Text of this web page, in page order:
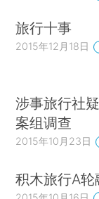
旅行十事
2015年12月18日
涉事旅行社
案组调查
2015年10月23日
积木旅行A